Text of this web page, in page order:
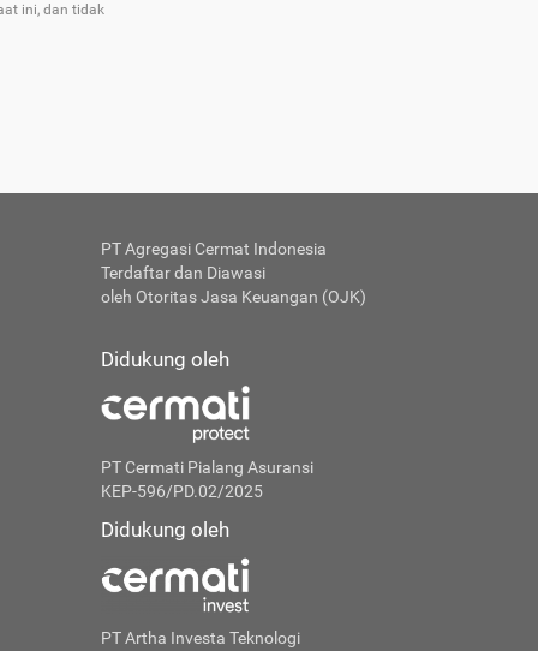
ini, dan tidak
PT Agregasi Cermat Indonesia
Terdaftar dan Diawasi
oleh Otoritas Jasa Keuangan (OJK)
Didukung oleh
PT Cermati Pialang Asuransi
KEP-596/PD.02/2025
Didukung oleh
PT Artha Investa Teknologi